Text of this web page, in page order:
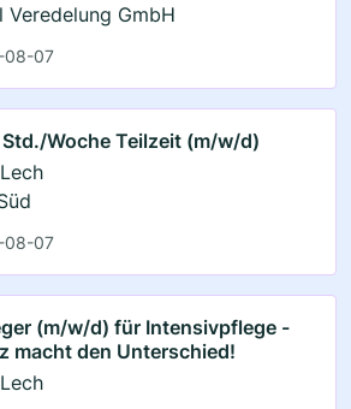
Veredelung GmbH
08-07
Woche Teilzeit (m/w/d)
08-07
(m/w/d) für Intensivpflege -
macht den Unterschied!